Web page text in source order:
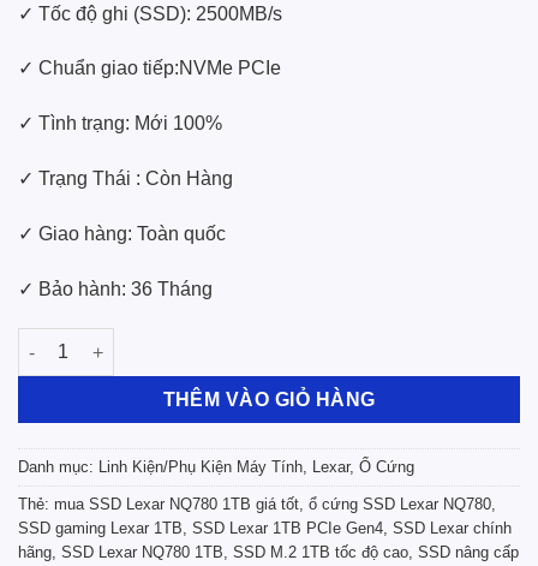
✓ Tốc độ ghi (SSD): 2500MB/s
✓ Chuẩn giao tiếp:NVMe PCIe
✓ Tình trạng: Mới 100%
✓ Trạng Thái : Còn Hàng
✓ Giao hàng: Toàn quốc
✓ Bảo hành: 36 Tháng
Ổ Cứng SSD Lexar M2 1TB NQ780 Nvme PCIE Gen4 x4 số
THÊM VÀO GIỎ HÀNG
Danh mục: Linh Kiện/Phụ Kiện Máy Tính, Lexar, Ổ Cứng
Thẻ: mua SSD Lexar NQ780 1TB giá tốt, ổ cứng SSD Lexar NQ780,
SSD gaming Lexar 1TB, SSD Lexar 1TB PCIe Gen4, SSD Lexar chính
hãng, SSD Lexar NQ780 1TB, SSD M.2 1TB tốc độ cao, SSD nâng cấp